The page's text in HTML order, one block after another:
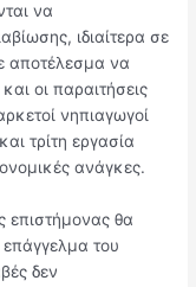
να
ιδιαίτερα σε
αποτέλεσμα να
οι παραιτήσεις
νηπιαγωγοί
τρίτη εργασία
ανάγκες.
επιστήμονας θα
επάγγελμα του
δεν